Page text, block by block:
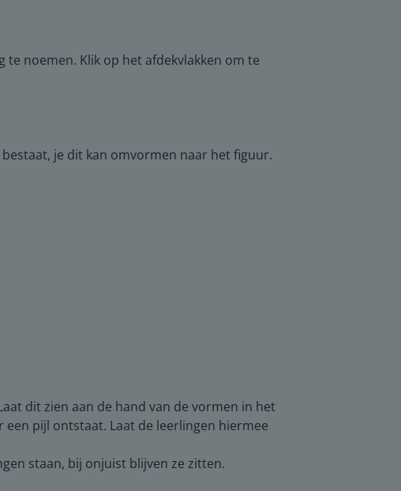
noemen. Klik op het afdekvlakken om te
je dit kan omvormen naar het figuur.
dit zien aan de hand van de vormen in het
een pijl ontstaat. Laat de leerlingen hiermee
staan, bij onjuist blijven ze zitten.